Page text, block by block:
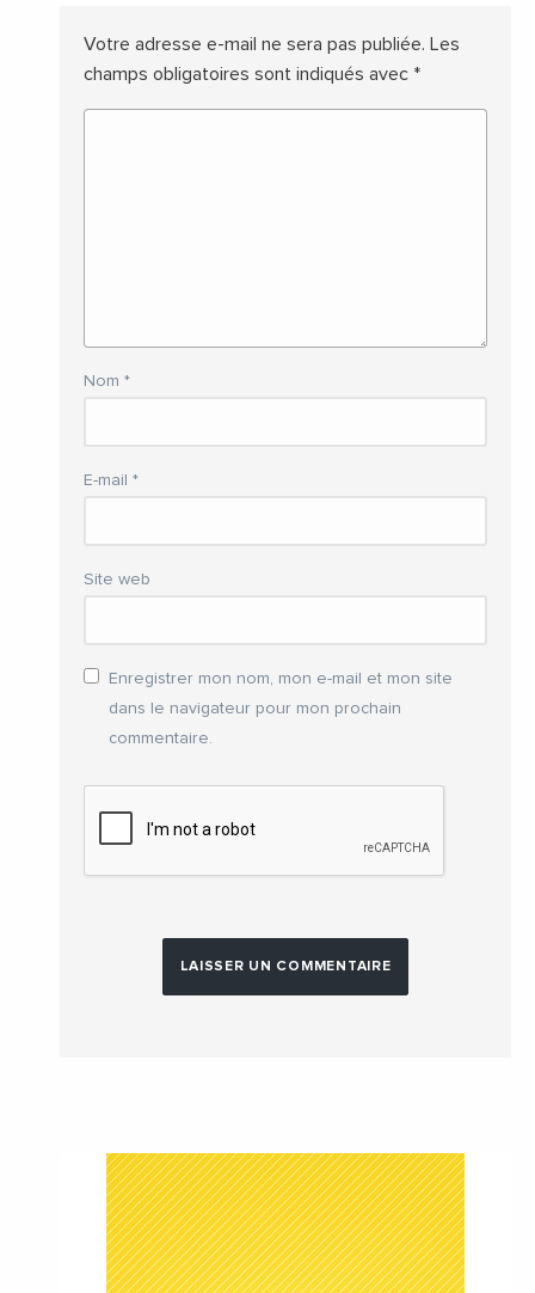
Votre adresse e-mail ne sera pas publiée. Les
champs obligatoires sont indiqués avec *
Nom *
E-mail *
Site web
Enregistrer mon nom, mon e-mail et mon site
dans le navigateur pour mon prochain
commentaire.